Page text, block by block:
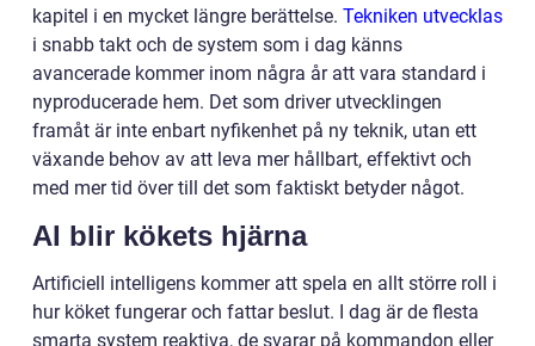
kapitel i en mycket längre berättelse. Tekniken utvecklas
i snabb takt och de system som i dag känns
avancerade kommer inom några år att vara standard i
nyproducerade hem. Det som driver utvecklingen
framåt är inte enbart nyfikenhet på ny teknik, utan ett
växande behov av att leva mer hållbart, effektivt och
med mer tid över till det som faktiskt betyder något.
AI blir kökets hjärna
Artificiell intelligens kommer att spela en allt större roll i
hur köket fungerar och fattar beslut. I dag är de flesta
smarta system reaktiva, de svarar på kommandon eller